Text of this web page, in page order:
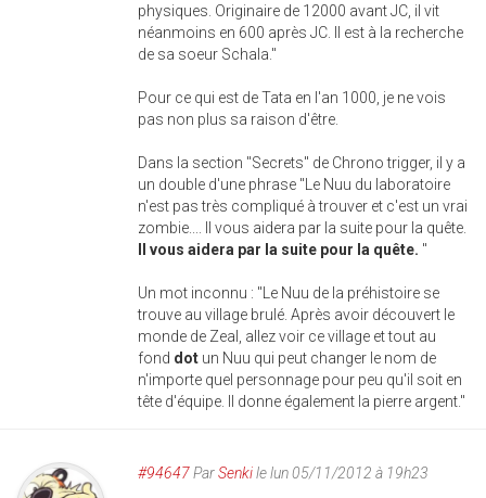
physiques. Originaire de 12000 avant JC, il vit
néanmoins en 600 après JC. Il est à la recherche
de sa soeur Schala."
Pour ce qui est de Tata en l'an 1000, je ne vois
pas non plus sa raison d'être.
Dans la section "Secrets" de Chrono trigger, il y a
un double d'une phrase "Le Nuu du laboratoire
n'est pas très compliqué à trouver et c'est un vrai
zombie.... Il vous aidera par la suite pour la quête.
Il vous aidera par la suite pour la quête. "
Un mot inconnu : "Le Nuu de la préhistoire se
trouve au village brulé. Après avoir découvert le
monde de Zeal, allez voir ce village et tout au
fond dot un Nuu qui peut changer le nom de
n'importe quel personnage pour peu qu'il soit en
tête d'équipe. Il donne également la pierre argent."
#94647ParSenkile lun 05/11/2012 à 19h23